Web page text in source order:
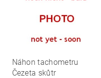
Náhon tachometru
Čezeta skůtr